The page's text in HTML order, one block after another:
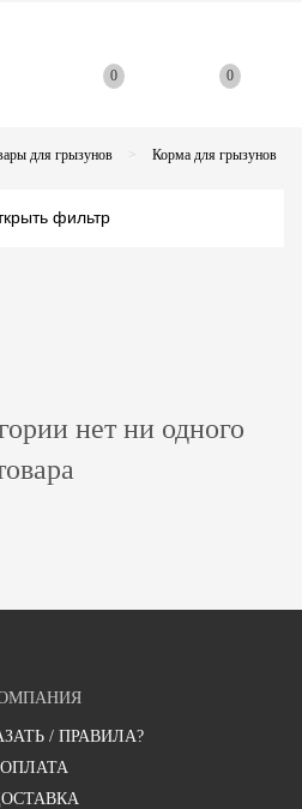
0 0
для грызунов Корма для грызунов
фильтр
нет ни одного
/ ПРАВИЛА?
ОПЛАТА